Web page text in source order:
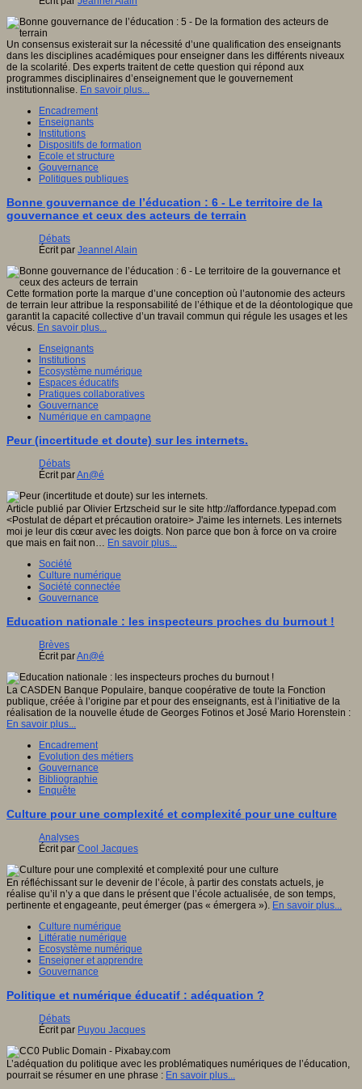
Un consensus existerait sur la nécessité d’une qualification des enseignants
dans les disciplines académiques pour enseigner dans les différents niveaux
de la scolarité. Des experts traitent de cette question qui répond aux
programmes disciplinaires d’enseignement que le gouvernement
institutionnalise. En savoir plus...
Encadrement
Enseignants
Institutions
Dispositifs de formation
Ecole et structure
Gouvernance
Politiques publiques
Bonne gouvernance de l’éducation : 6 - Le territoire de la
gouvernance et ceux des acteurs de terrain
Débats
Écrit par Jeannel Alain
Cette formation porte la marque d’une conception où l’autonomie des acteurs
de terrain leur attribue la responsabilité de l’éthique et de la déontologique que
garantit la capacité collective d’un travail commun qui régule les usages et les
vécus. En savoir plus...
Enseignants
Institutions
Ecosystème numérique
Espaces éducatifs
Pratiques collaboratives
Gouvernance
Numérique en campagne
Peur (incertitude et doute) sur les internets.
Débats
Écrit parAn@é
Article publié par Olivier Ertzscheid sur le site http://affordance.typepad.com
<Postulat de départ et précaution oratoire> J'aime les internets. Les internets
moi je leur dis cœur avec les doigts. Non parce que bon à force on va croire
que mais en fait non… En savoir plus...
Société
Culture numérique
Société connectée
Gouvernance
Education nationale : les inspecteurs proches du burnout !
Brèves
Écrit parAn@é
La CASDEN Banque Populaire, banque coopérative de toute la Fonction
publique, créée à l’origine par et pour des enseignants, est à l’initiative de la
réalisation de la nouvelle étude de Georges Fotinos et José Mario Horenstein :
En savoir plus...
Encadrement
Evolution des métiers
Gouvernance
Bibliographie
Enquête
Culture pour une complexité et complexité pour une culture
Analyses
Écrit par Cool Jacques
En réfléchissant sur le devenir de l’école, à partir des constats actuels, je
réalise qu’il n’y a que dans le présent que l’école actualisée, de son temps,
pertinente et engageante, peut émerger (pas « émergera »). En savoir plus...
Culture numérique
Littératie numérique
Ecosystème numérique
Enseigner et apprendre
Gouvernance
Politique et numérique éducatif : adéquation ?
Débats
Écrit par Puyou Jacques
L’adéquation du politique avec les problématiques numériques de l’éducation,
pourrait se résumer en une phrase : En savoir plus...